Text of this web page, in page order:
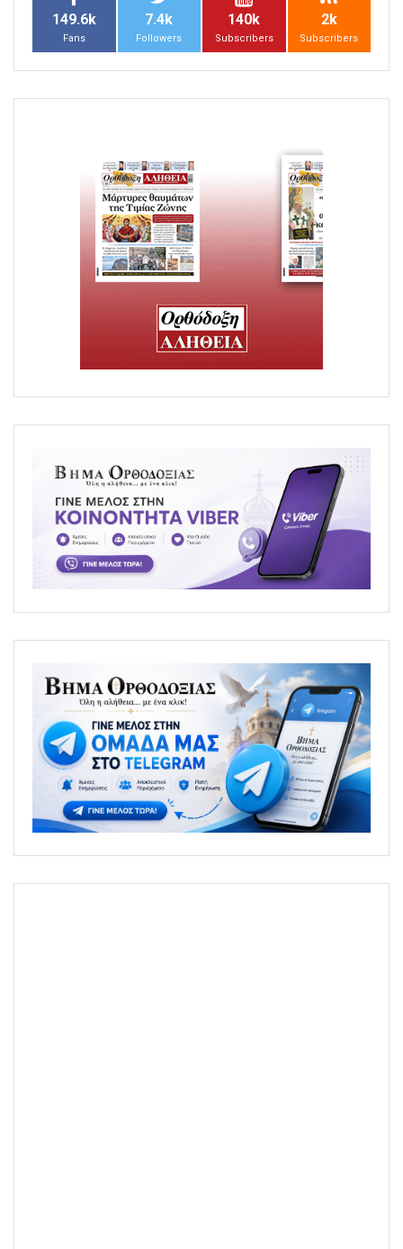
149.6k
Fans
7.4k
Followers
140k
Subscribers
2k
Subscribers